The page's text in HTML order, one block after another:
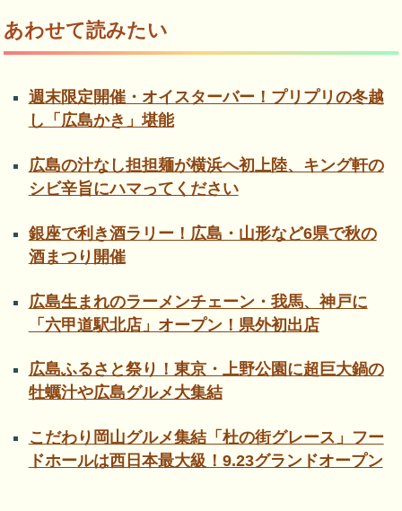
あわせて読みたい
週末限定開催・オイスターバー！プリプリの冬越
し「広島かき」堪能
広島の汁なし担担麺が横浜へ初上陸、キング軒の
シビ辛旨にハマってください
銀座で利き酒ラリー！広島・山形など6県で秋の
酒まつり開催
広島生まれのラーメンチェーン・我馬、神戸に
「六甲道駅北店」オープン！県外初出店
広島ふるさと祭り！東京・上野公園に超巨大鍋の
牡蠣汁や広島グルメ大集結
こだわり岡山グルメ集結「杜の街グレース」フー
ドホールは西日本最大級！9.23グランドオープン